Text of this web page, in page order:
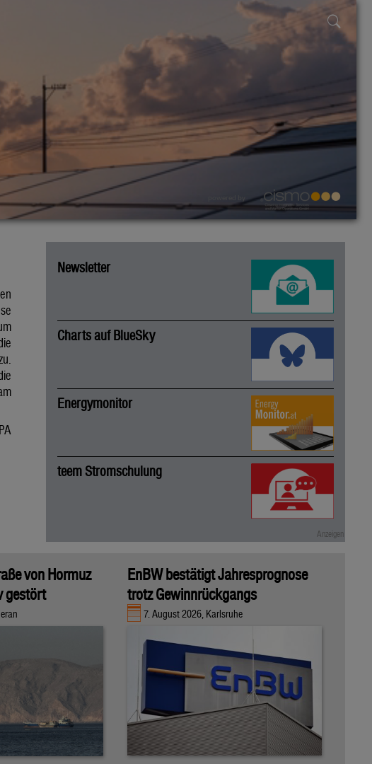
Newsletter
Charts auf BlueSky
Energymonitor
teem Stromschulung
von Hormuz
gestört
EnBW bestätigt Jahresprognose
trotz Gewinnrückgangs
7. August 2026, Karlsruhe